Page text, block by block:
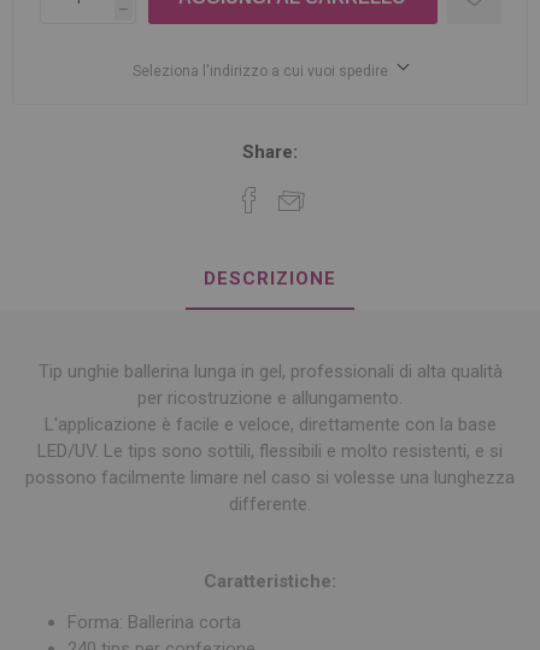
h
Seleziona l'indirizzo a cui vuoi spedire
Share:
DESCRIZIONE
Tip unghie ballerina lunga in gel, professionali di alta qualità
per ricostruzione e allungamento.
L'applicazione è facile e veloce, direttamente con la base
LED/UV. Le tips sono sottili, flessibili e molto resistenti, e si
possono facilmente limare nel caso si volesse una lunghezza
differente.
Caratteristiche:
Forma: Ballerina corta